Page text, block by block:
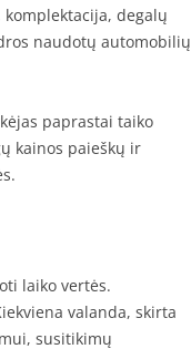
degalų
naudotų automobilių
paprastai taiko
kainos paieškų ir
laiko vertės.
valanda, skirta
susitikimų